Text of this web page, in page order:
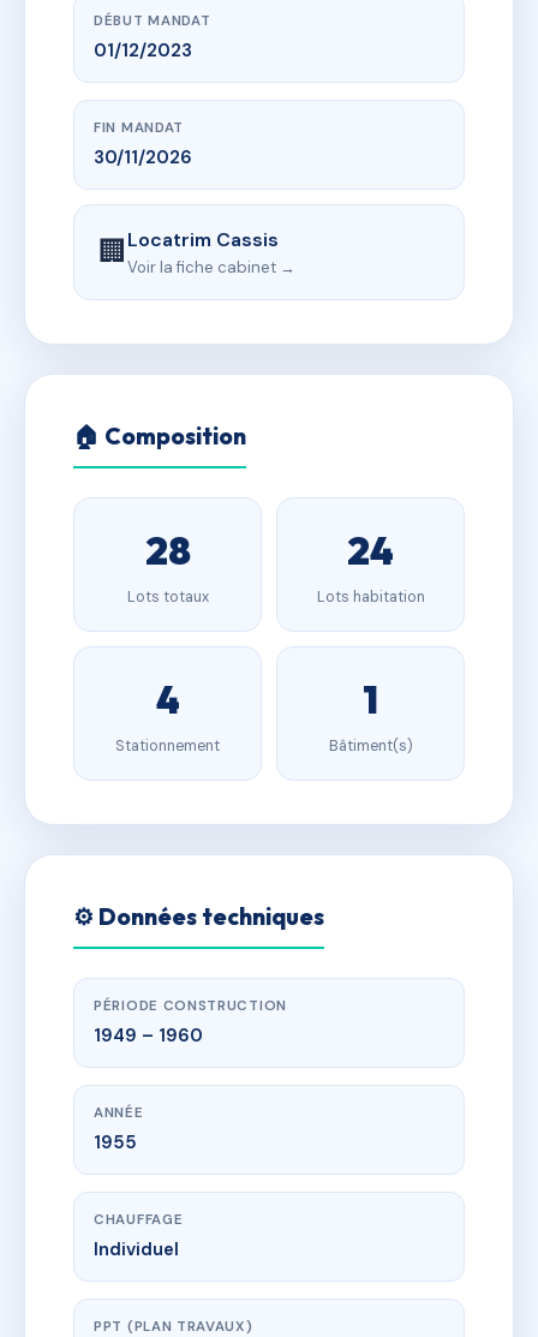
DÉBUT MANDAT
01/12/2023
FIN MANDAT
30/11/2026
🏢Locatrim Cassis
Voir la fiche cabinet →
🏠 Composition
28
Lots totaux
24
Lots habitation
4
Stationnement
1
Bâtiment(s)
⚙️ Données techniques
PÉRIODE CONSTRUCTION
1949 – 1960
ANNÉE
1955
CHAUFFAGE
Individuel
PPT (PLAN TRAVAUX)